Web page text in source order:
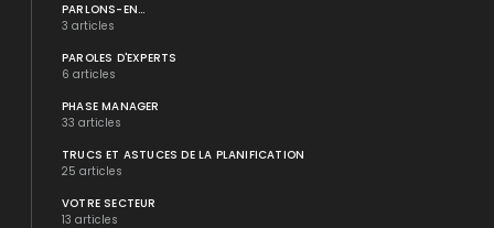
PARLONS-EN...
3 articles
PAROLES D'EXPERTS
6 articles
PHASE MANAGER
33 articles
TRUCS ET ASTUCES DE LA PLANIFICATION
25 articles
VOTRE SECTEUR
13 articles